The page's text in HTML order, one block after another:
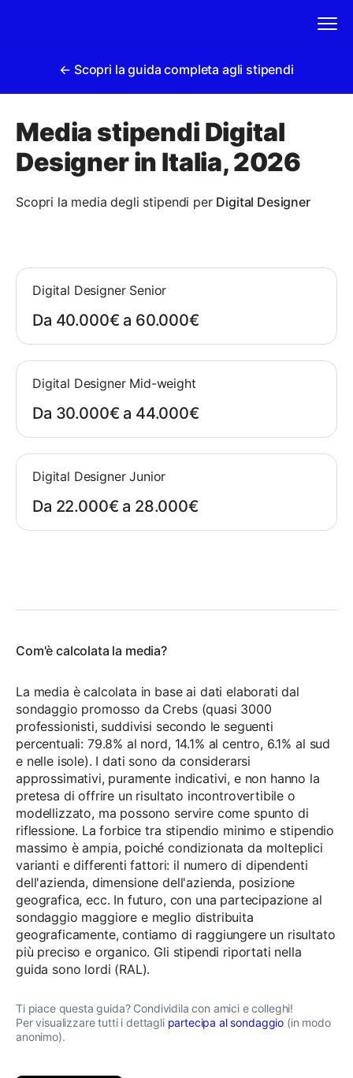
← Scopri la guida completa agli stipendi
Media stipendi Digital
Designer in Italia, 2026
Scopri la media degli stipendi per Digital Designer
Digital Designer Senior
Da 40.000€ a 60.000€
Digital Designer Mid-weight
Da 30.000€ a 44.000€
Digital Designer Junior
Da 22.000€ a 28.000€
Com'è calcolata la media?
La media è calcolata in base ai dati elaborati dal
sondaggio promosso da Crebs (quasi 3000
professionisti, suddivisi secondo le seguenti
percentuali: 79.8% al nord, 14.1% al centro, 6.1% al sud
e nelle isole). I dati sono da considerarsi
approssimativi, puramente indicativi, e non hanno la
pretesa di offrire un risultato incontrovertibile o
modellizzato, ma possono servire come spunto di
riflessione. La forbice tra stipendio minimo e stipendio
massimo è ampia, poiché condizionata da molteplici
varianti e differenti fattori: il numero di dipendenti
dell'azienda, dimensione dell'azienda, posizione
geografica, ecc. In futuro, con una partecipazione al
sondaggio maggiore e meglio distribuita
geograficamente, contiamo di raggiungere un risultato
più preciso e organico. Gli stipendi riportati nella
guida sono lordi (RAL).
Ti piace questa guida? Condividila con amici e colleghi!
Per visualizzare tutti i dettagli partecipa al sondaggio (in modo
anonimo).